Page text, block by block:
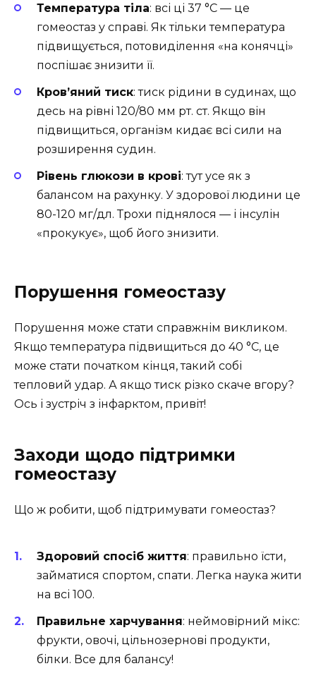
Температура тіла: всі ці 37 °C — це
гомеостаз у справі. Як тільки температура
підвищується, потовиділення «на конячці»
поспішає знизити її.
Кров’яний тиск: тиск рідини в судинах, що
десь на рівні 120/80 мм рт. ст. Якщо він
підвищиться, організм кидає всі сили на
розширення судин.
Рівень глюкози в крові: тут усе як з
балансом на рахунку. У здорової людини це
80-120 мг/дл. Трохи піднялося — і інсулін
«прокукує», щоб його знизити.
Порушення гомеостазу
Порушення може стати справжнім викликом.
Якщо температура підвищиться до 40 °C, це
може стати початком кінця, такий собі
тепловий удар. А якщо тиск різко скаче вгору?
Ось і зустріч з інфарктом, привіт!
Заходи щодо підтримки
гомеостазу
Що ж робити, щоб підтримувати гомеостаз?
Здоровий спосіб життя: правильно їсти,
займатися спортом, спати. Легка наука жити
на всі 100.
Правильне харчування: неймовірний мікс:
фрукти, овочі, цільнозернові продукти,
білки. Все для балансу!